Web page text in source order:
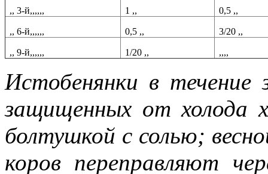
,, 3-й,,,,,, 1 ,, 0,5 ,,
,, 6-й,,,,,, 0,5 ,, 3/20 ,,
,, 9-й,,,,,, 1/20 ,, ,,,,
Истобенянки в
защищенных от холода
болтушкой с солью;
коров переправляют